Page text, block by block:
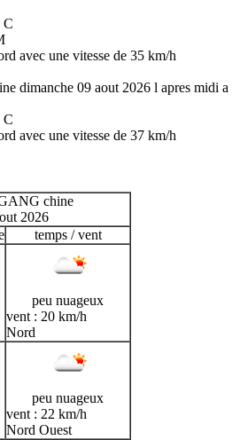
C
avec une vitesse de 35 km/h
dimanche 09 aout 2026 l apres midi a
C
avec une vitesse de 37 km/h
chine
2026
temps / vent
peu nuageux
vent : 20 km/h
Nord
peu nuageux
vent : 22 km/h
Nord Ouest